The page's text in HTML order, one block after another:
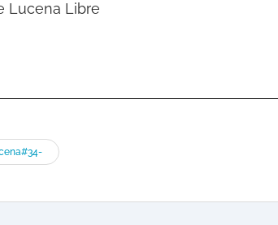
Lucena Libre